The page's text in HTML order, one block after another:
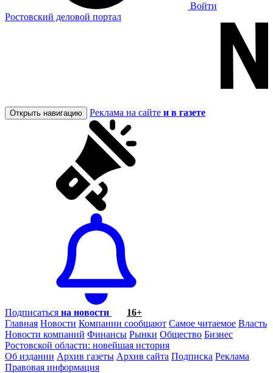
Войти
Ростовский деловой портал
Открыть навигацию Реклама на сайте и в газете
Подписаться на новости
16+
Главная Новости Компании сообщают Самое читаемое Власть
Новости компаний Финансы Рынки Общество Бизнес
Ростовской области: новейшая история
Об издании Архив газеты Архив сайта Подписка Реклама
Правовая информация